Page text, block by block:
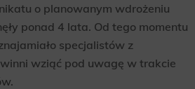
o planowanym wdrożeniu
ponad 4 lata. Od tego momentu
specjalistów z
wziąć pod uwagę w trakcie